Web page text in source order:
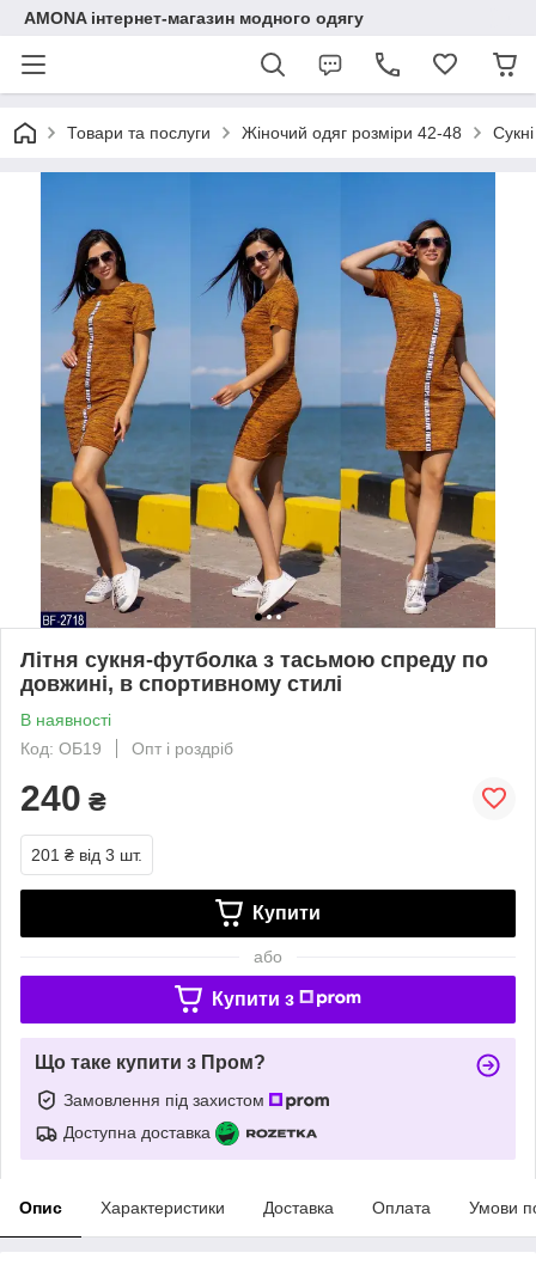
AMONA інтернет-магазин модного одягу
Товари та послуги Жіночий одяг розміри 42-48 Сукні
Літня сукня-футболка з тасьмою спреду по
довжині, в спортивному стилі
В наявності
Код: ОБ19
Опт і роздріб
240 ₴
201 ₴ від 3 шт.
Купити
або
Купити з
Що таке купити з Пром?
Замовлення під захистом
Доступна доставка
Опис Характеристики Доставка Оплата Умови